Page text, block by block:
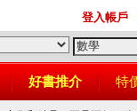
登入帳戶
好書推介 特